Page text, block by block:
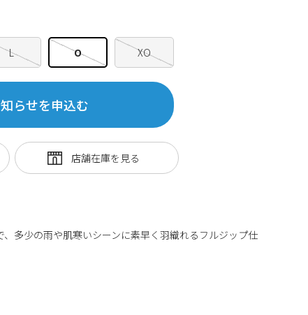
L O XO
らせを申込む
多少の雨や肌寒いシーンに素早く羽織れるフルジップ仕